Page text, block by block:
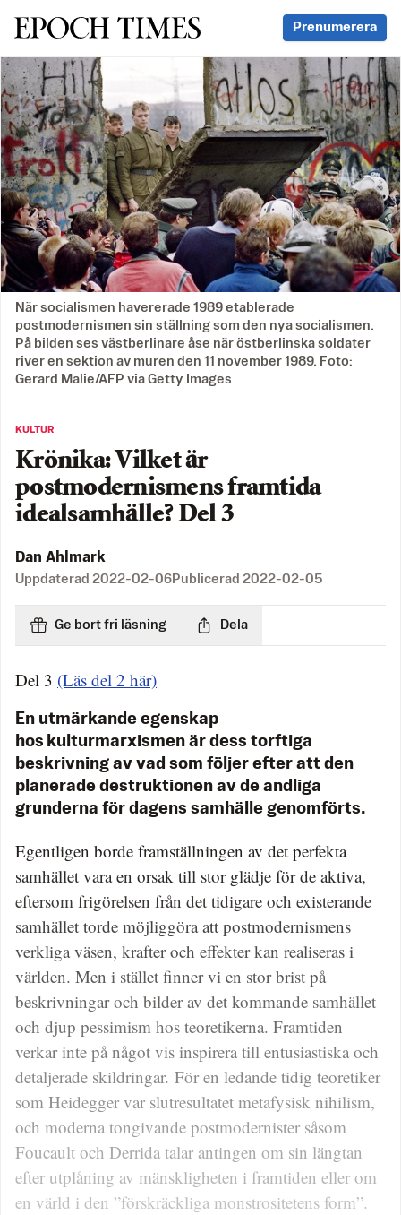
Svenska Epoch Times Prenumerera
När socialismen havererade 1989 etablerade
postmodernismen sin ställning som den nya socialismen.
På bilden ses västberlinare åse när östberlinska soldater
river en sektion av muren den 11 november 1989. Foto:
Gerard Malie/AFP via Getty Images
KULTUR
Krönika: Vilket är
postmodernismens framtida
idealsamhälle? Del 3
Dan Ahlmark
Uppdaterad 2022-02-06 Publicerad 2022-02-05
Ge bort fri läsning Dela
Del 3 (Läs del 2 här)
En utmärkande egenskap
hos kulturmarxismen är dess torftiga
beskrivning av vad som följer efter att den
planerade destruktionen av de andliga
grunderna för dagens samhälle genomförts.
Egentligen borde framställningen av det perfekta
samhället vara en orsak till stor glädje för de aktiva,
eftersom frigörelsen från det tidigare och existerande
samhället torde möjliggöra att postmodernismens
verkliga väsen, krafter och effekter kan realiseras i
världen. Men i stället finner vi en stor brist på
beskrivningar och bilder av det kommande samhället
och djup pessimism hos teoretikerna. Framtiden
verkar inte på något vis inspirera till entusiastiska och
detaljerade skildringar. För en ledande tidig teoretiker
som Heidegger var slutresultatet metafysisk nihilism,
och moderna tongivande postmodernister såsom
Foucault och Derrida talar antingen om sin längtan
efter utplåning av mänskligheten i framtiden eller om
en värld i den ”förskräckliga monstrositetens form”.